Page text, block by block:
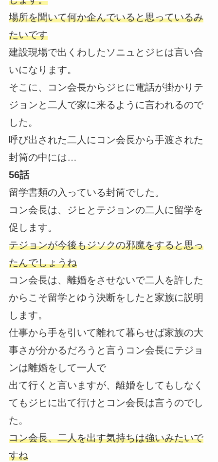
場所を聞いて何か企んでいると思っているみ
たいです
建設現場で出くわしたソニュとジヒは言い合
いになります。
そこに、コン会長からジヒに電話が掛かりテ
ジョンと二人で家に来るように言われるので
した。
呼び出された二人にコン会長から手渡された
封筒の中には…
56話
留学書類の入っている封筒でした。
コン会長は、ジヒとテジョンの二人に留学を
促します。
テジョンが今後もジソクの邪魔をすると思っ
たんでしょうね
コン会長は、離婚をさせないで二人を許した
からこそ留学とゆう決断をしたと家族に説明
します。
仕事から手を引いて離れて暮らせば家族の大
事さが分かるだろうと言うコン会長にテジョ
ンは離婚をして一人で
出て行くと言いますが、離婚をしてもしなく
てもジヒに出て行けとコン会長は言うのでし
た。
コン会長、二人を出す気持ちは強いみたいで
すね